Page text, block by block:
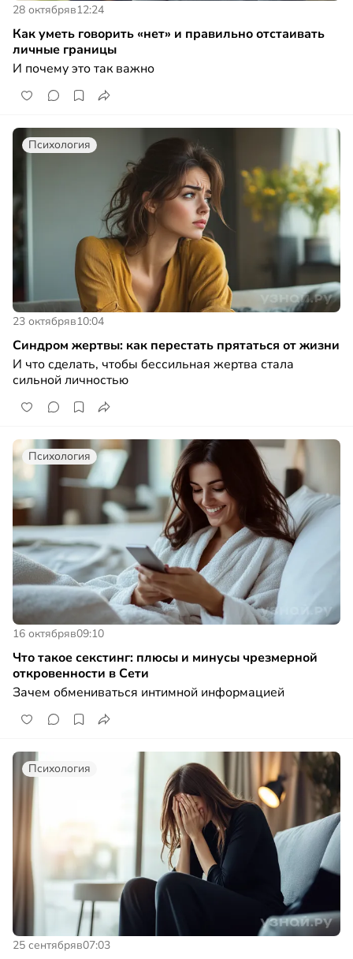
28 октябряв12:24
Как уметь говорить «нет» и правильно отстаивать
личные границы
И почему это так важно
Психология
23 октябряв10:04
Синдром жертвы: как перестать прятаться от жизни
И что сделать, чтобы бессильная жертва стала
сильной личностью
Психология
16 октябряв09:10
Что такое секстинг: плюсы и минусы чрезмерной
откровенности в Сети
Зачем обмениваться интимной информацией
Психология
25 сентябряв07:03